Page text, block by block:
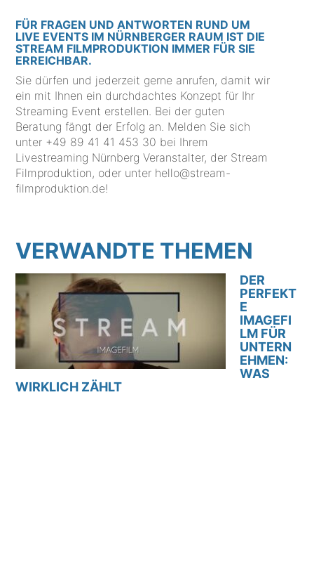
FÜR FRAGEN UND ANTWORTEN RUND UM
LIVE EVENTS IM NÜRNBERGER RAUM IST DIE
STREAM FILMPRODUKTION IMMER FÜR SIE
ERREICHBAR.
Sie dürfen und jederzeit gerne anrufen, damit wir
ein mit Ihnen ein durchdachtes Konzept für Ihr
Streaming Event erstellen. Bei der guten
Beratung fängt der Erfolg an. Melden Sie sich
unter +49 89 41 41 453 30 bei Ihrem
Livestreaming Nürnberg Veranstalter, der Stream
Filmproduktion, oder unter hello@stream-
filmproduktion.de!
VERWANDTE THEMEN
DER
PERFEKT
E
IMAGEFI
LM FÜR
UNTERN
EHMEN:
WAS
WIRKLICH ZÄHLT